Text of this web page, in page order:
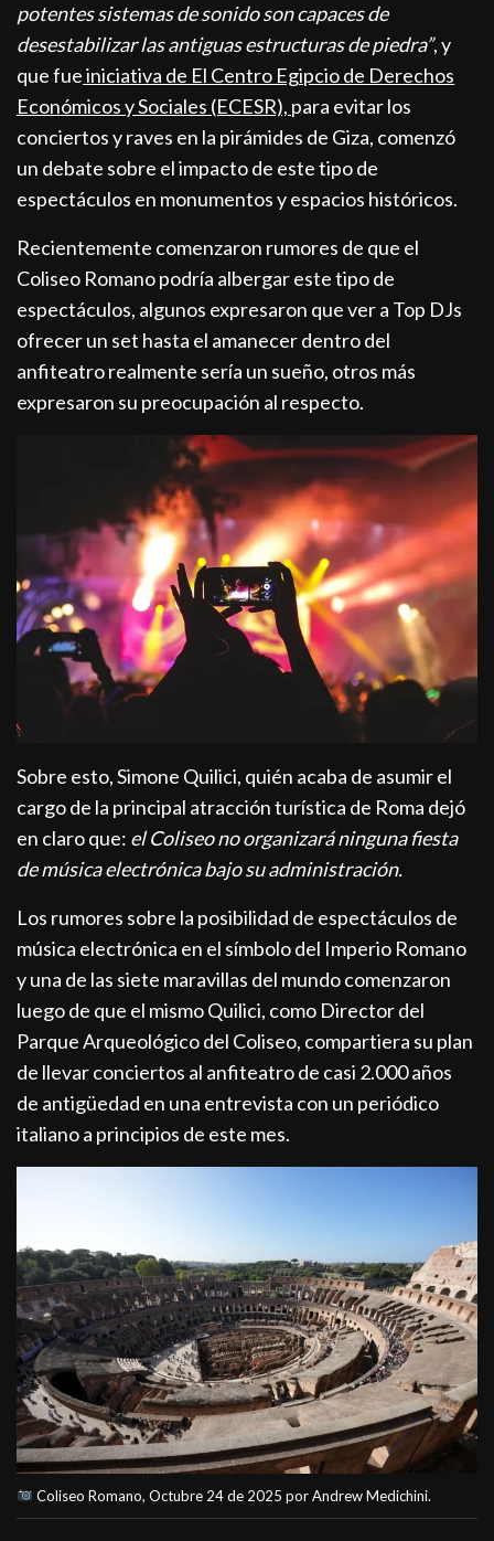
potentes sistemas de sonido son capaces de
desestabilizar las antiguas estructuras de piedra”, y
que fueiniciativa de El Centro Egipcio de Derechos
Económicos y Sociales (ECESR), para evitar los
conciertos y raves en la pirámides de Giza, comenzó
un debate sobre el impacto de este tipo de
espectáculos en monumentos y espacios históricos.
Recientemente comenzaron rumores de que el
Coliseo Romano podría albergar este tipo de
espectáculos, algunos expresaron que ver a Top DJs
ofrecer un set hasta el amanecer dentro del
anfiteatro realmente sería un sueño, otros más
expresaron su preocupación al respecto.
Sobre esto, Simone Quilici, quién acaba de asumir el
cargo de la principal atracción turística de Roma dejó
en claro que: el Coliseo no organizará ninguna fiesta
de música electrónica bajo su administración.
Los rumores sobre la posibilidad de espectáculos de
música electrónica en el símbolo del Imperio Romano
y una de las siete maravillas del mundo comenzaron
luego de que el mismo Quilici, como Director del
Parque Arqueológico del Coliseo, compartiera su plan
de llevar conciertos al anfiteatro de casi 2.000 años
de antigüedad en una entrevista con un periódico
italiano a principios de este mes.
Coliseo Romano, Octubre 24 de 2025 por Andrew Medichini.